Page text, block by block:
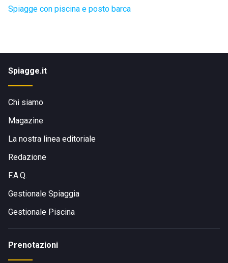
Spiagge con piscina e posto barca
Spiagge.it
Chi siamo
Magazine
La nostra linea editoriale
Redazione
F.A.Q.
Gestionale Spiaggia
Gestionale Piscina
Prenotazioni